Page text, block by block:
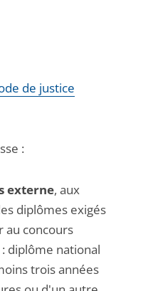
de justice
:
externe, aux
diplômes exigés
au concours
diplôme national
trois années